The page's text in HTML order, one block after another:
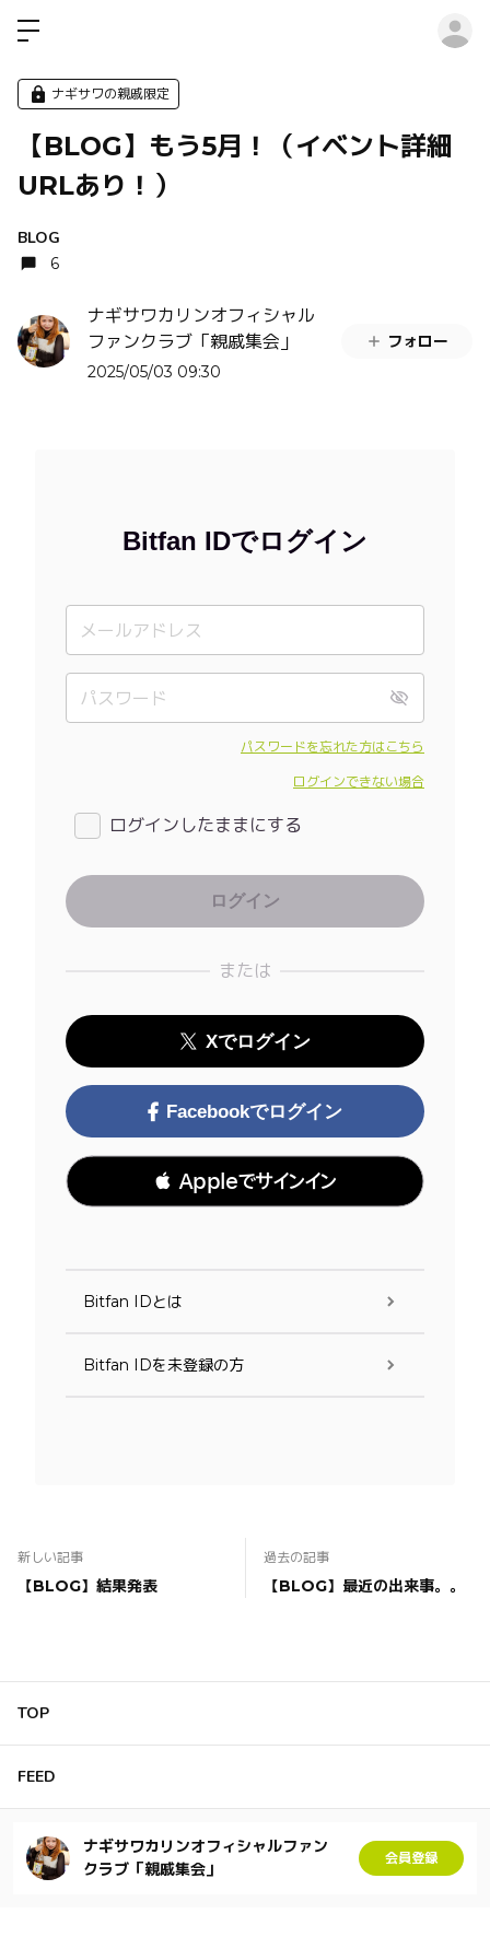
ナギサワの親戚限定
【BLOG】もう5月！（イベント詳細
URLあり！）
BLOG
6
ナギサワカリンオフィシャル
ファンクラブ「親戚集会」
2025/05/03 09:30
フォロー
Bitfan IDでログイン
パスワードを忘れた方はこちら
ログインできない場合
ログインしたままにする
または
Xでログイン
Facebookでログイン
 Appleでサインイン
Bitfan IDとは
Bitfan IDを未登録の方
新しい記事
【BLOG】結果発表
過去の記事
【BLOG】最近の出来事。。
TOP
FEED
ナギサワカリンオフィシャルファン
クラブ「親戚集会」
会員登録